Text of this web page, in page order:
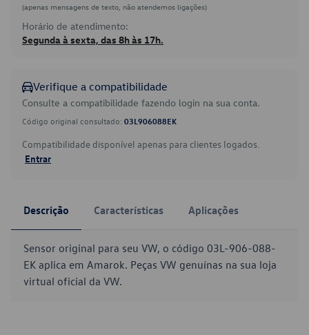
(apenas mensagens de texto, não atendemos ligações)
Horário de atendimento:
Segunda à sexta, das 8h às 17h.
Verifique a compatibilidade
Consulte a compatibilidade fazendo login na sua conta.
Código original consultado: 03L906088EK
Compatibilidade disponível apenas para clientes logados.
Entrar
Descrição Características Aplicações
Sensor original para seu VW, o código 03L-906-088-
EK aplica em Amarok. Peças VW genuínas na sua loja
virtual oficial da VW.